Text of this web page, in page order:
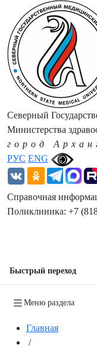
РУС ENG
Северный
Министерства
город
Справочная
Поликлиника: +7
Быстрый переход
Меню раздела
Главная
/